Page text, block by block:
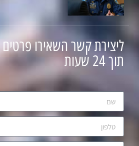
ליצירת קשר השאירו פרטים
תוך 24 שעות